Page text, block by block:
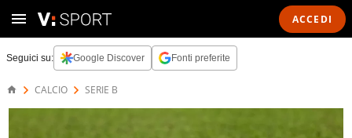
ACCEDI
Seguici su: Google Discover Fonti preferite
CALCIO SERIE B